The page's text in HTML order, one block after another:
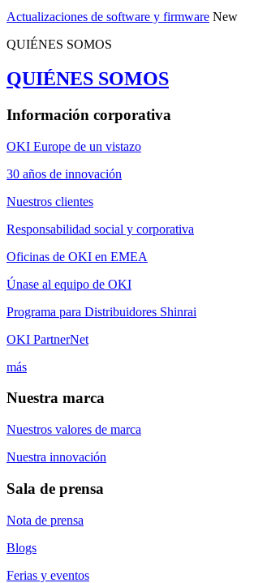
Actualizaciones de software y firmware New
QUIÉNES SOMOS
QUIÉNES SOMOS
Información corporativa
OKI Europe de un vistazo
30 años de innovación
Nuestros clientes
Responsabilidad social y corporativa
Oficinas de OKI en EMEA
Únase al equipo de OKI
Programa para Distribuidores Shinrai
OKI PartnerNet
más
Nuestra marca
Nuestros valores de marca
Nuestra innovación
Sala de prensa
Nota de prensa
Blogs
Ferias y eventos